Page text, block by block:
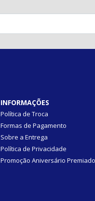
INFORMAÇÕES
Política de Troca
Formas de Pagamento
Sobre a Entrega
Política de Privacidade
Promoção Aniversário Premiado